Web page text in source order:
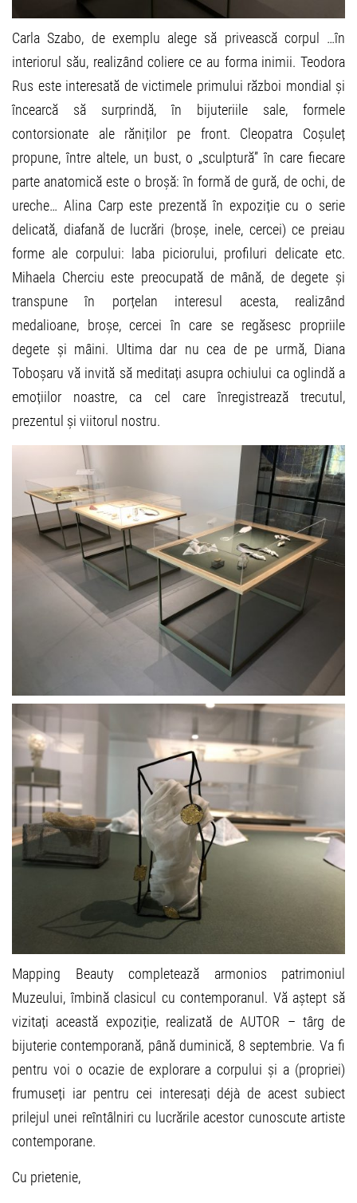
Carla Szabo, de exemplu alege să privească corpul …în
interiorul său, realizând coliere ce au forma inimii. Teodora
Rus este interesată de victimele primului război mondial și
încearcă să surprindă, în bijuteriile sale, formele
contorsionate ale răniților pe front. Cleopatra Coșuleț
propune, între altele, un bust, o „sculptură” în care fiecare
parte anatomică este o broșă: în formă de gură, de ochi, de
ureche… Alina Carp este prezentă în expoziție cu o serie
delicată, diafană de lucrări (broșe, inele, cercei) ce preiau
forme ale corpului: laba piciorului, profiluri delicate etc.
Mihaela Cherciu este preocupată de mână, de degete și
transpune în porțelan interesul acesta, realizând
medalioane, broșe, cercei în care se regăsesc propriile
degete și mâini. Ultima dar nu cea de pe urmă, Diana
Toboșaru vă invită să meditați asupra ochiului ca oglindă a
emoțiilor noastre, ca cel care înregistrează trecutul,
prezentul și viitorul nostru.
Mapping Beauty completează armonios patrimoniul
Muzeului, îmbină clasicul cu contemporanul. Vă aștept să
vizitați această expoziție, realizată de AUTOR – târg de
bijuterie contemporană, până duminică, 8 septembrie. Va fi
pentru voi o ocazie de explorare a corpului și a (propriei)
frumuseți iar pentru cei interesați déjà de acest subiect
prilejul unei reîntâlniri cu lucrările acestor cunoscute artiste
contemporane.
Cu prietenie,